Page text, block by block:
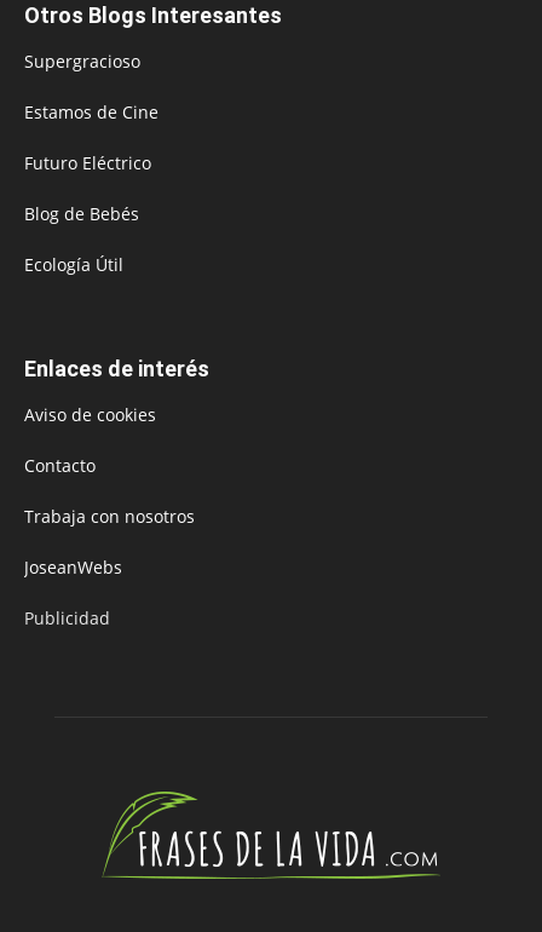
Otros Blogs Interesantes
Supergracioso
Estamos de Cine
Futuro Eléctrico
Blog de Bebés
Ecología Útil
Enlaces de interés
Aviso de cookies
Contacto
Trabaja con nosotros
JoseanWebs
Publicidad